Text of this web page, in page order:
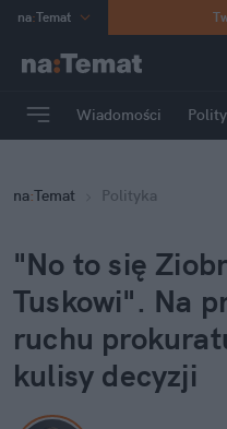
na:Temat
Poland
mama
Rozrywka
Wiadomości
na:Temat Polityka
"No to się
Tuskowi". Na
ruchu
kulisy decyzji